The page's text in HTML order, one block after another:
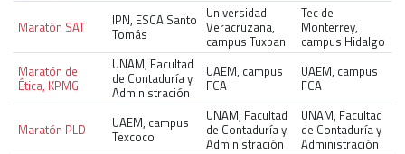
Maratón SAT
IPN, ESCA Santo
Tomás
Universidad
Veracruzana,
campus Tuxpan
Tec de
Monterrey,
campus Hidalgo
Maratón de
Ética, KPMG
UNAM, Facultad
de Contaduría y
Administración
UAEM, campus
FCA
UAEM, campus
FCA
Maratón PLD
UAEM, campus
Texcoco
UNAM, Facultad
de Contaduría y
Administración
UNAM, Facultad
de Contaduría y
Administración